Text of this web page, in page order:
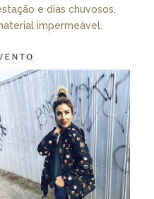
e dias chuvosos,
impermeável.